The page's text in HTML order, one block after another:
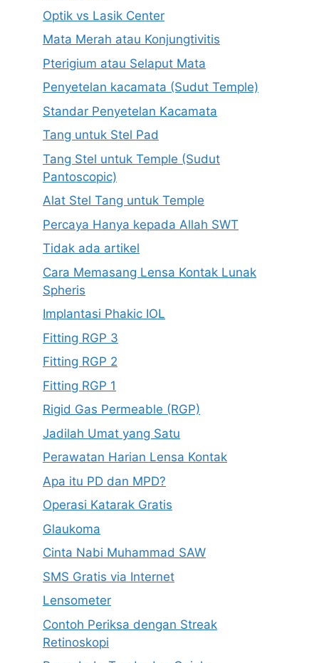
Optik vs Lasik Center
Mata Merah atau Konjungtivitis
Pterigium atau Selaput Mata
Penyetelan kacamata (Sudut Temple)
Standar Penyetelan Kacamata
Tang untuk Stel Pad
Tang Stel untuk Temple (Sudut
Pantoscopic)
Alat Stel Tang untuk Temple
Percaya Hanya kepada Allah SWT
Tidak ada artikel
Cara Memasang Lensa Kontak Lunak
Spheris
Implantasi Phakic IOL
Fitting RGP 3
Fitting RGP 2
Fitting RGP 1
Rigid Gas Permeable (RGP)
Jadilah Umat yang Satu
Perawatan Harian Lensa Kontak
Apa itu PD dan MPD?
Operasi Katarak Gratis
Glaukoma
Cinta Nabi Muhammad SAW
SMS Gratis via Internet
Lensometer
Contoh Periksa dengan Streak
Retinoskopi